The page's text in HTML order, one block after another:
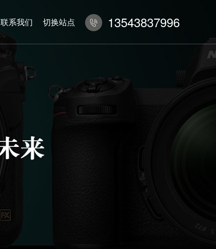
联系我们 切换站点  13543837996